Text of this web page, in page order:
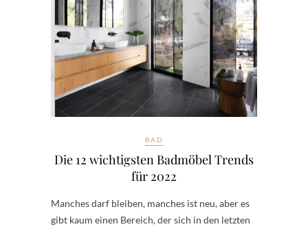
BAD
Die 12 wichtigsten Badmöbel Trends
für 2022
Manches darf bleiben, manches ist neu, aber es
gibt kaum einen Bereich, der sich in den letzten